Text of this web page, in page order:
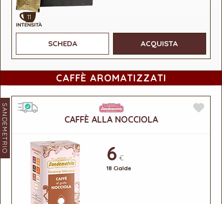
11
SCHEDA ACQUISTA
CAFFÈ AROMATIZZATI
SANDEMETRIO CAFFÈ ALLA NOCCIOLA
6 €
18 Cialde